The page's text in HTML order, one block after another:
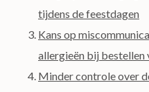
tijdens de feestdagen
Kans op
allergieën bij bestellen
Minder controle over